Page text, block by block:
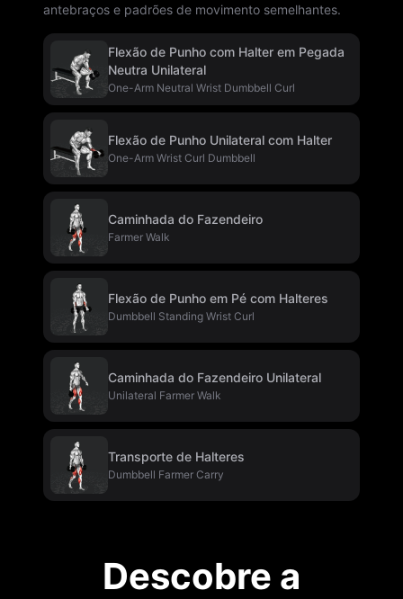
antebraços e padrões de movimento semelhantes.
Flexão de Punho com Halter em Pegada
Neutra Unilateral
One-Arm Neutral Wrist Dumbbell Curl
Flexão de Punho Unilateral com Halter
One-Arm Wrist Curl Dumbbell
Caminhada do Fazendeiro
Farmer Walk
Flexão de Punho em Pé com Halteres
Dumbbell Standing Wrist Curl
Caminhada do Fazendeiro Unilateral
Unilateral Farmer Walk
Transporte de Halteres
Dumbbell Farmer Carry
Descobre a